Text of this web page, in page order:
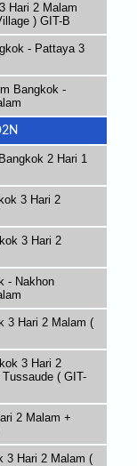
Hari 2 Malam
) GIT-B
- Pattaya 3
Bangkok -
2 Hari 1
3 Hari 2
3 Hari 2
- Nakhon
3 Hari 2 Malam (
3 Hari 2
( GIT-
2 Malam +
3 Hari 2 Malam (